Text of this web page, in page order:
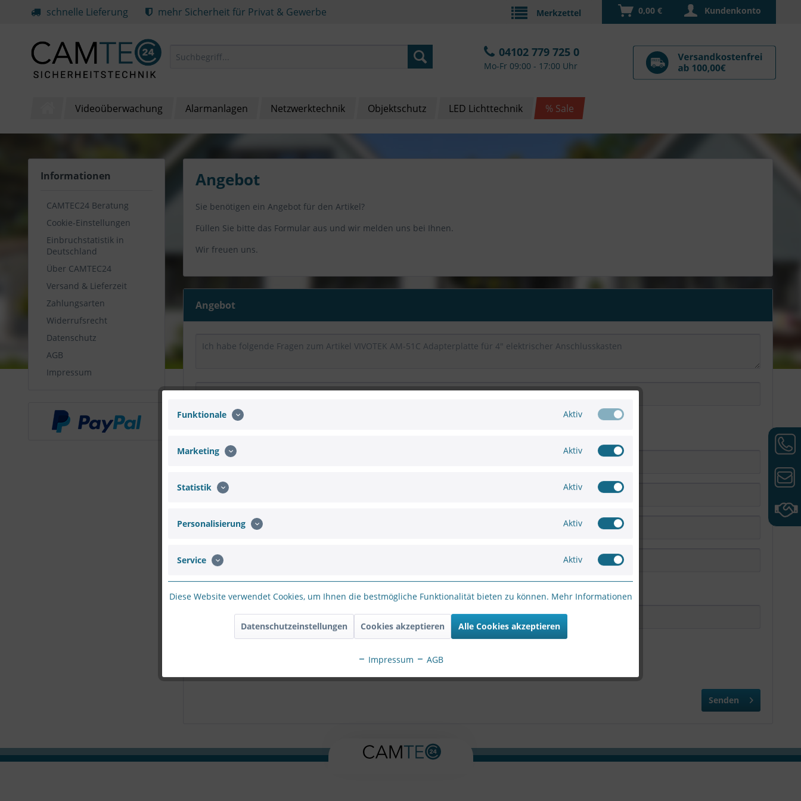
schnelle Lieferung mehr Sicherheit für Privat & Gewerbe Kundenkonto
0,00 €
04102 779 725 0
Mo-Fr 09:00 - 17:00 Uhr
Videoüberwachung Alarmanlagen Netzwerktechnik Objektschutz LED Lichttechnik % Sale
Informationen
CAMTEC24 Beratung
Cookie-Einstellungen
Einbruchstatistik in
Deutschland
Über CAMTEC24
Versand & Lieferzeit
Zahlungsarten
Widerrufsrecht
Datenschutz
AGB
Impressum
Angebot
Sie benötigen ein Angebot für den Artikel?
Füllen Sie bitte das Formular aus und wir melden uns bei Ihnen.
Wir freuen uns.
Angebot
zur Kenntnis genommen.
Senden
Funktionale Aktiv
Marketing Aktiv
Statistik Aktiv
Personalisierung Aktiv
Service Aktiv
Diese Website verwendet Cookies, um Ihnen die bestmögliche Funktionalität bieten zu können. Mehr Informationen
Datenschutzeinstellungen Cookies akzeptieren Alle Cookies akzeptieren
Impressum AGB